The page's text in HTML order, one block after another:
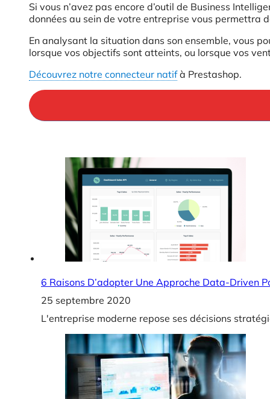
Si vous n’avez pas encore d’outil de Business
données au sein de votre entreprise vous permettra
En analysant la situation dans son ensemble, vous
lorsque vos objectifs sont atteints, ou lorsque vos
Découvrez notre connecteur natifà Prestashop.
6 Raisons D’adopter Une Approche Data-Driven
25 septembre 2020
L'entreprise moderne repose ses décisions